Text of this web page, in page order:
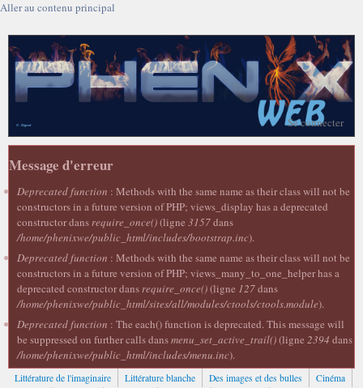
Aller au contenu principal
Se connecter
Message d'erreur
Deprecated function : Methods with the same name as their class will not be
constructors in a future version of PHP; views_display has a deprecated
constructor dansrequire_once()(ligne 3157dans
/home/phenixwe/public_html/includes/bootstrap.inc).
Deprecated function : Methods with the same name as their class will not be
constructors in a future version of PHP; views_many_to_one_helper has a
deprecated constructor dansrequire_once()(ligne 127dans
/home/phenixwe/public_html/sites/all/modules/ctools/ctools.module).
Deprecated function : The each() function is deprecated. This message will
be suppressed on further calls dansmenu_set_active_trail()(ligne 2394 dans
/home/phenixwe/public_html/includes/menu.inc).
Littérature de l'imaginaire Littérature blanche Des images et des bulles
Cinéma